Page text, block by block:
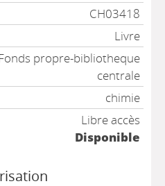
CH03418
Livre
propre-bibliotheque
centrale
chimie
Libre accès
Disponible